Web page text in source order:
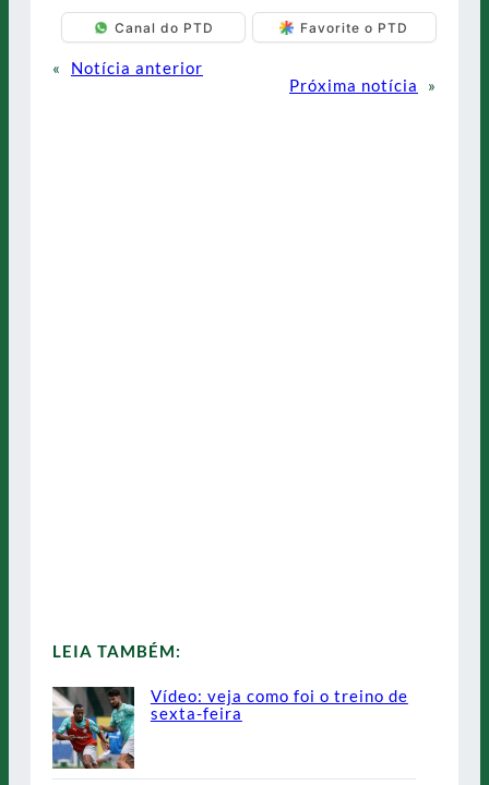
Canal do PTD Favorite o PTD
«
Notícia anterior
Próxima notícia
»
LEIA TAMBÉM:
Vídeo: veja como foi o treino de
sexta-feira